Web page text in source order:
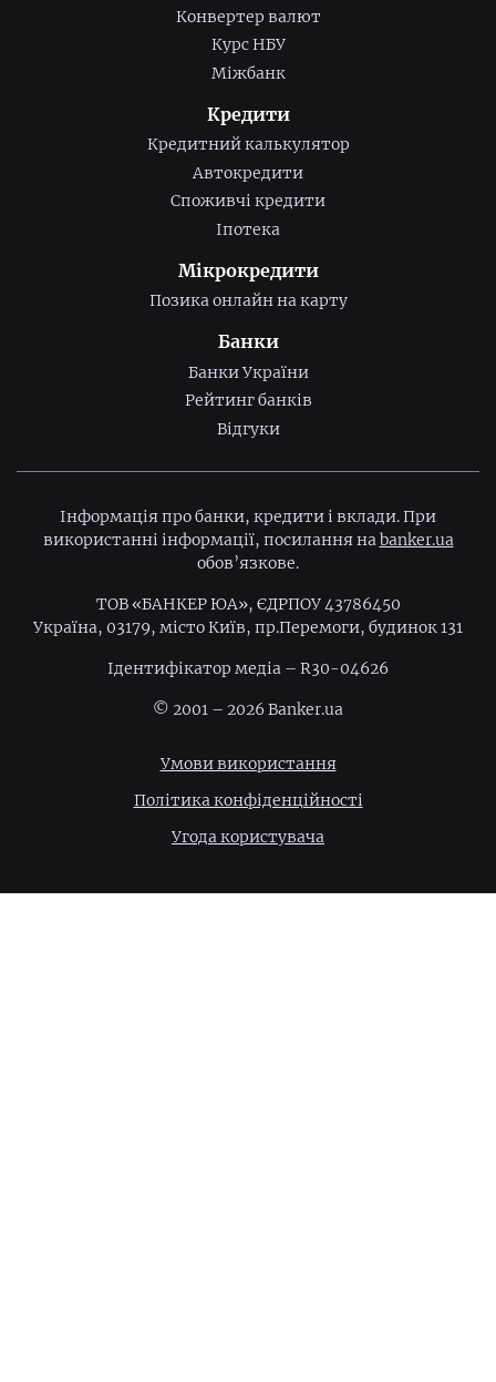
Конвертер валют
Курс НБУ
Міжбанк
Кредити
Кредитний калькулятор
Автокредити
Споживчі кредити
Іпотека
Мікрокредити
Позика онлайн на карту
Банки
Банки України
Рейтинг банків
Відгуки
Інформація про банки, кредити і вклади. При
використанні інформації, посилання наbanker.ua
обов’язкове.
ТОВ «БАНКЕР ЮА», ЄДРПОУ 43786450
Україна, 03179, місто Київ, пр.Перемоги, будинок 131
Ідентифiкатор медiа – R30-04626
© 2001 – 2026 Banker.ua
Умови використання
Політика конфіденційності
Угода користувача